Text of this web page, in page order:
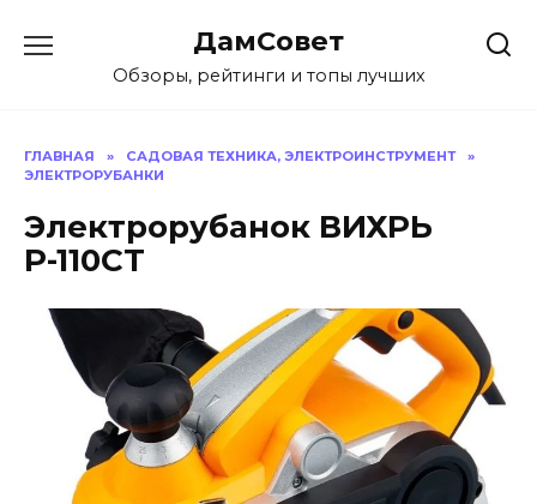
содержанию
ДамСовет
Обзоры, рейтинги и топы лучших
ГЛАВНАЯ » САДОВАЯ ТЕХНИКА, ЭЛЕКТРОИНСТРУМЕНТ
»
ЭЛЕКТРОРУБАНКИ
Электрорубанок ВИХРЬ
Р-110СТ